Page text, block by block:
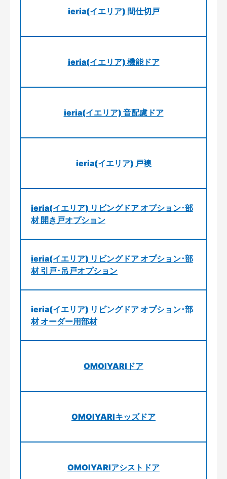
ieria(イエリア) 間仕切戸
ieria(イエリア) 機能ドア
ieria(イエリア) 音配慮ドア
ieria(イエリア) 戸襖
ieria(イエリア) リビングドア オプション･部
材 開き戸オプション
ieria(イエリア) リビングドア オプション･部
材 引戸･吊戸オプション
ieria(イエリア) リビングドア オプション･部
材 オーダー用部材
OMOIYARIドア
OMOIYARIキッズドア
OMOIYARIアシストドア